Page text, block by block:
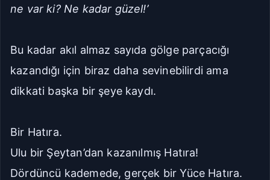
ne var ki? Ne kadar güzel!’
Bu kadar akıl almaz sayıda gölge parçacığı
kazandığı için biraz daha sevinebilirdi ama
dikkati başka bir şeye kaydı.
Bir Hatıra.
Ulu bir Şeytan’dan kazanılmış Hatıra!
Dördüncü kademede, gerçek bir Yüce Hatıra.